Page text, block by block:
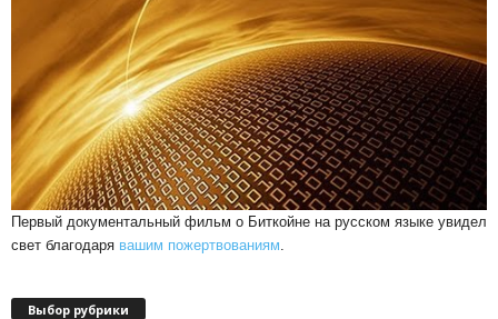
Первый документальный фильм о Биткойне на русском языке увидел
свет благодаря вашим пожертвованиям
Выбор рубрики